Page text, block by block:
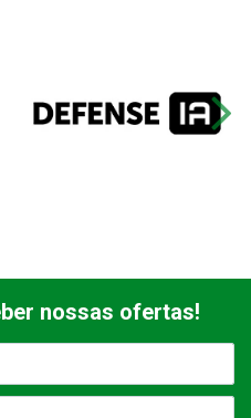
nossas ofertas!